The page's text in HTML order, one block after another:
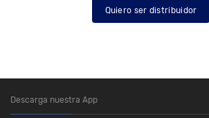
Quiero ser distribuidor
Descarga nuestra App